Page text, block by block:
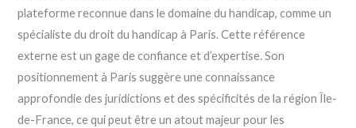
plateforme reconnue dans le domaine du handicap, comme un
spécialiste du droit du handicap à Paris. Cette référence
externe est un gage de confiance et d’expertise. Son
positionnement à Paris suggère une connaissance
approfondie des juridictions et des spécificités de la région Île-
de-France, ce qui peut être un atout majeur pour les